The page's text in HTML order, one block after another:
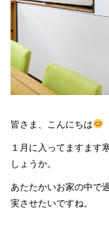
皆さま、こんにちは
１月に入ってますます
しょうか。
あたたかいお家の中で
実させたいですね。